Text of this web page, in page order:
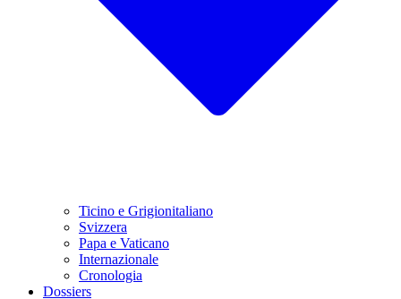
Ticino e Grigionitaliano
Svizzera
Papa e Vaticano
Internazionale
Cronologia
Dossiers